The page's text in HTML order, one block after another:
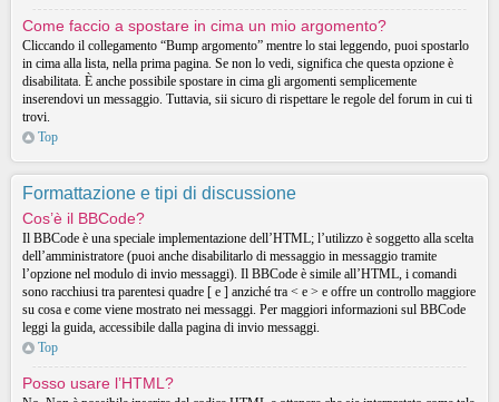
Come faccio a spostare in cima un mio argomento?
Cliccando il collegamento “Bump argomento” mentre lo stai leggendo, puoi spostarlo
in cima alla lista, nella prima pagina. Se non lo vedi, significa che questa opzione è
disabilitata. È anche possibile spostare in cima gli argomenti semplicemente
inserendovi un messaggio. Tuttavia, sii sicuro di rispettare le regole del forum in cui ti
trovi.
Top
Formattazione e tipi di discussione
Cos’è il BBCode?
Il BBCode è una speciale implementazione dell’HTML; l’utilizzo è soggetto alla scelta
dell’amministratore (puoi anche disabilitarlo di messaggio in messaggio tramite
l’opzione nel modulo di invio messaggi). Il BBCode è simile all’HTML, i comandi
sono racchiusi tra parentesi quadre [ e ] anziché tra < e > e offre un controllo maggiore
su cosa e come viene mostrato nei messaggi. Per maggiori informazioni sul BBCode
leggi la guida, accessibile dalla pagina di invio messaggi.
Top
Posso usare l’HTML?